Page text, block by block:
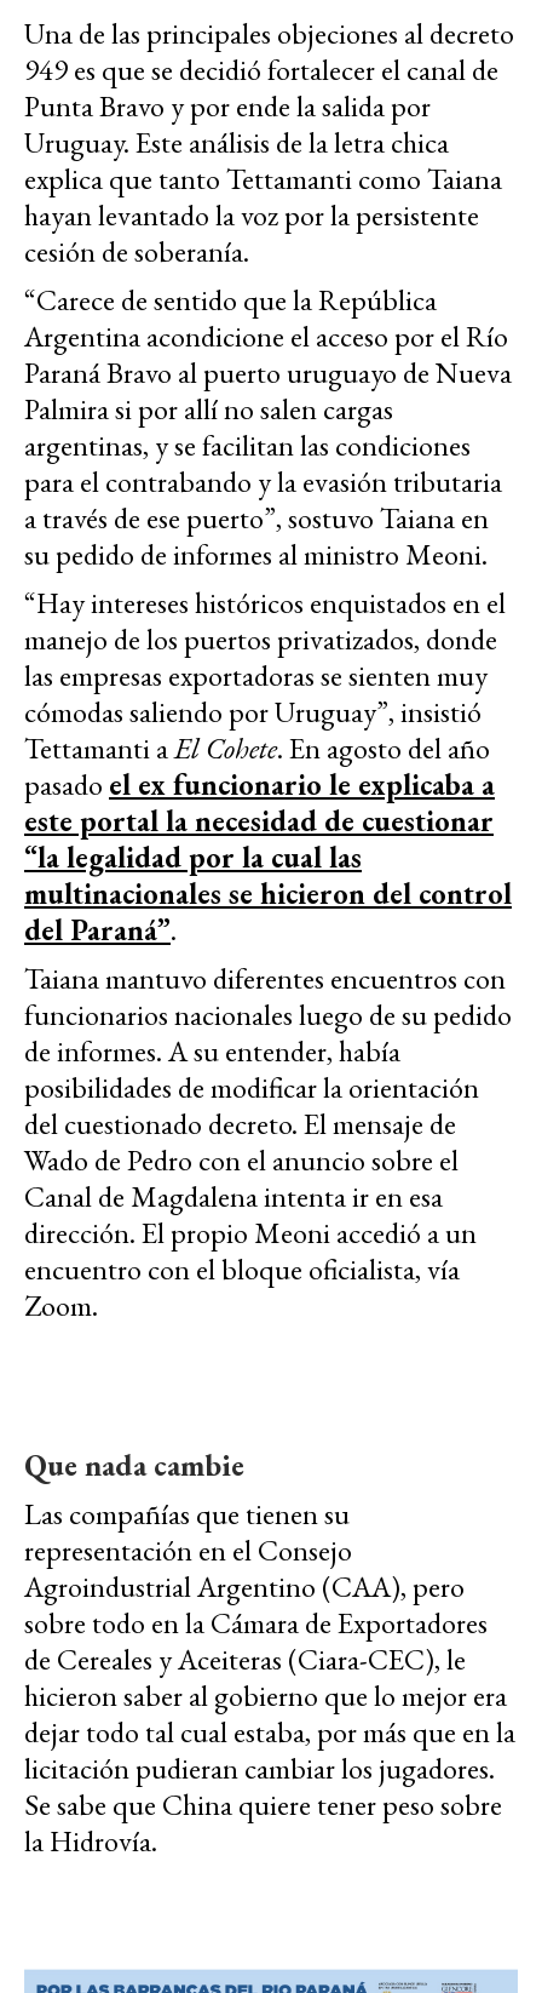
Una de las principales objeciones al decreto
949 es que se decidió fortalecer el canal de
Punta Bravo y por ende la salida por
Uruguay. Este análisis de la letra chica
explica que tanto Tettamanti como Taiana
hayan levantado la voz por la persistente
cesión de soberanía.
“Carece de sentido que la República
Argentina acondicione el acceso por el Río
Paraná Bravo al puerto uruguayo de Nueva
Palmira si por allí no salen cargas
argentinas, y se facilitan las condiciones
para el contrabando y la evasión tributaria
a través de ese puerto”, sostuvo Taiana en
su pedido de informes al ministro Meoni.
“Hay intereses históricos enquistados en el
manejo de los puertos privatizados, donde
las empresas exportadoras se sienten muy
cómodas saliendo por Uruguay”, insistió
Tettamanti aEl Cohete. En agosto del año
pasado el ex funcionario le explicaba a
este portal la necesidad de cuestionar
“la legalidad por la cual las
multinacionales se hicieron del control
del Paraná”.
Taiana mantuvo diferentes encuentros con
funcionarios nacionales luego de su pedido
de informes. A su entender, había
posibilidades de modificar la orientación
del cuestionado decreto. El mensaje de
Wado de Pedro con el anuncio sobre el
Canal de Magdalena intenta ir en esa
dirección. El propio Meoni accedió a un
encuentro con el bloque oficialista, vía
Zoom.
Que nada cambie
Las compañías que tienen su
representación en el Consejo
Agroindustrial Argentino (CAA), pero
sobre todo en la Cámara de Exportadores
de Cereales y Aceiteras (Ciara-CEC), le
hicieron saber al gobierno que lo mejor era
dejar todo tal cual estaba, por más que en la
licitación pudieran cambiar los jugadores.
Se sabe que China quiere tener peso sobre
la Hidrovía.